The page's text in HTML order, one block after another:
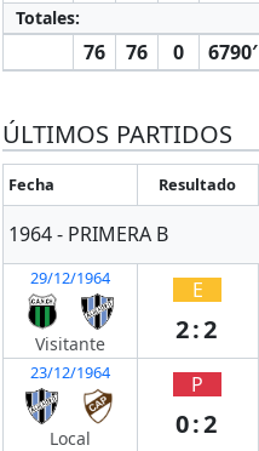
Totales:
76 76 0 6790′
ÚLTIMOS PARTIDOS
Fecha Resultado
1964 - PRIMERA B
29/12/1964
Visitante
E
2:2
23/12/1964
Local
P
0:2